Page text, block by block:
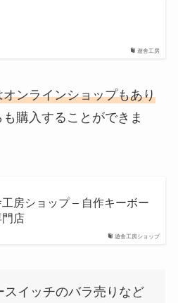
遊舎工房
ンラインショップもあり
購入することができま
遊舎工房ショップ
房ショップ – 自作キーボー
門店
スイッチのバラ売りなど